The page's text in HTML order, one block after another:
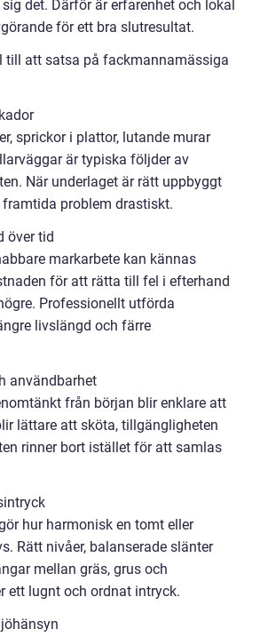
det. Därför är erfarenhet och lokal
för ett bra slutresultat.
till att satsa på fackmannamässiga
sprickor i plattor, lutande murar
är typiska följder av
När underlaget är rätt uppbyggt
problem drastiskt.
över tid
markarbete kan kännas
för att rätta till fel i efterhand
Professionellt utförda
livslängd och färre
användbarhet
från början blir enklare att
lättare att sköta, tillgängligheten
rinner bort istället för att samlas
hur harmonisk en tomt eller
Rätt nivåer, balanserade slänter
mellan gräs, grus och
ett lugnt och ordnat intryck.